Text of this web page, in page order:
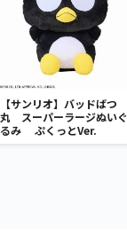
【サンリオ】バッドばつ
丸 スーパーラージぬいぐ
るみ ぷくっとVer.